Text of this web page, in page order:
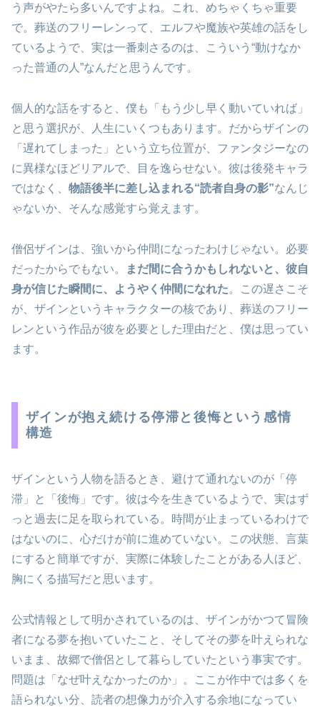
う声がやたら多いんですよね。これ、めちゃくちゃ重要
で。葬送のフリーレンって、エルフや魔族や英雄の話をし
ているようで、実は一番刺さるのは、こういう“動けなか
った普通の人”なんだと思うんです。
個人的な話をすると、僕も「もう少し早く動いていれば」
と思う選択が、人生にいくつもあります。だからザインの
「遅れてしまった」という立ち位置が、ファンタジーなの
に異様なほどリアルで、目を逸らせない。彼は後発キャラ
ではなく、 物語後半に差し込まれる“読者自身の影”なんじ
ゃないか、そんな感覚すら覚えます。
僧侶ザインは、強いから仲間になったわけじゃない。必要
だったからでもない。
まだ間に合うかもしれないと、彼自
身が信じた瞬間に、ようやく仲間になれた。この遅さこそ
が、ザインというキャラクターの核であり、葬送のフリー
レンという作品が彼を必要とした理由だと、僕は思ってい
ます。
ザインが抱え続ける停滞と後悔という感情
構造
ザインという人物を語るとき、避けて通れないのが「停
滞」と「後悔」です。彼は今を生きているようで、実はず
っと過去に足を取られている。時間が止まっているわけで
はないのに、心だけが前に進めていない。この状態、言葉
にすると簡単ですが、実際に体験したことがある人ほど、
胸にくる描写だと思います。
公式情報として明かされているのは、ザインがかつて冒険
者になる夢を抱いていたこと、そしてその夢を叶えられな
いまま、故郷で僧侶として暮らしていたという事実です。
問題は「なぜ叶えなかったのか」。ここが作中では多くを
語られない分、読者の想像力が介入する余地になってい